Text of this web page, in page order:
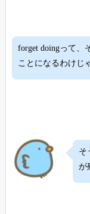
forget doingって、
ことになるわけじ
そ
が